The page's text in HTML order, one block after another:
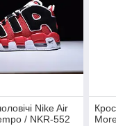
Nike Air
/ NKR-552